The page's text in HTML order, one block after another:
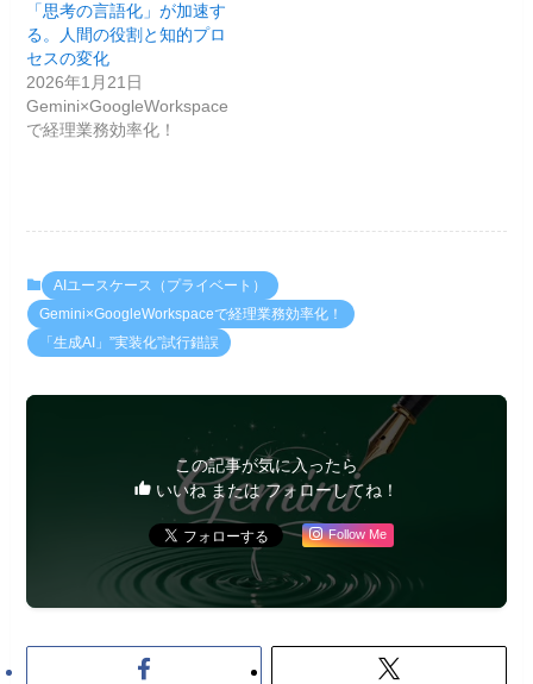
「思考の言語化」が加速す
る。人間の役割と知的プロ
セスの変化
2026年1月21日
Gemini×GoogleWorkspace
で経理業務効率化！
AIユースケース（プライベート）
Gemini×GoogleWorkspaceで経理業務効率化！
「生成AI」”実装化”試行錯誤
この記事が気に入ったら
いいね または フォローしてね！
Follow Me